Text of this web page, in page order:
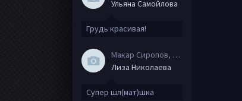
Ульяна Самойлова
Грудь красивая!
Макар Сиропов, 08.08.20
Лиза Николаева
Супер шл(мат)шка